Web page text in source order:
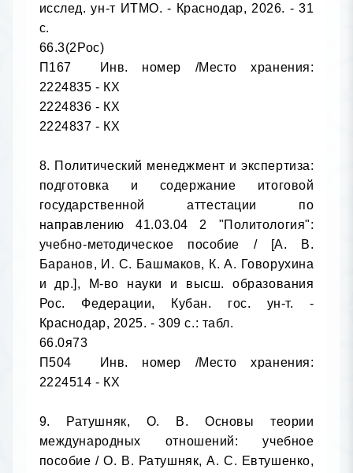
исслед. ун-т ИТМО. - Краснодар, 2026. - 31
с.
66.3(2Рос)
П167	Инв. номер /Место хранения:
2224835 - КХ
2224836 - КХ
2224837 - КХ
8. Политический менеджмент и экспертиза:
подготовка и содержание итоговой
государственной аттестации по
направлению 41.03.04 2 "Политология":
учебно-методическое пособие / [А. В.
Баранов, И. С. Башмаков, К. А. Говорухина
и др.], М-во науки и высш. образования
Рос. Федерации, Кубан. гос. ун-т. -
Краснодар, 2025. - 309 с.: табл.
66.0я73
П504	Инв. номер /Место хранения:
2224514 - КХ
9. Ратушняк, О. В. Основы теории
международных отношений: учебное
пособие / О. В. Ратушняк, А. С. Евтушенко,